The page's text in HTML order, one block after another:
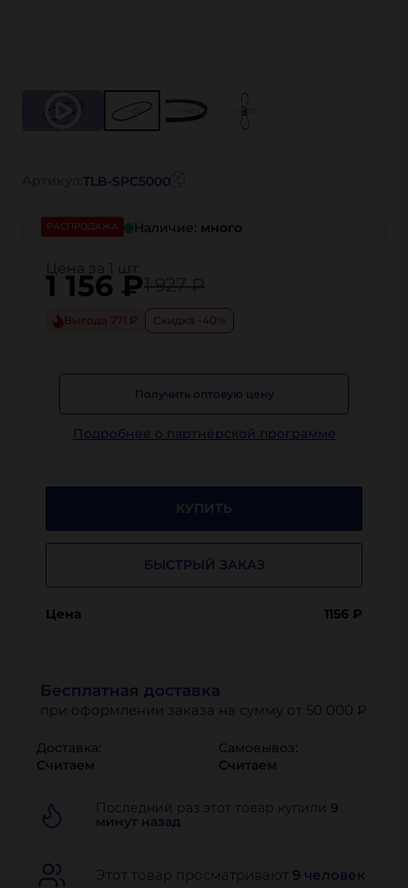
РАСПРОДАЖА Наличие: много
1 156 ₽ 1 927 ₽
Выгода 771 ₽ Скидка -40%
Получить оптовую цену
Подробнее о партнёрской программе
КУПИТЬ
БЫСТРЫЙ ЗАКАЗ
Цена 1156 ₽
Бесплатная доставка
при оформлении заказа на сумму от 50 000 ₽
Доставка:
Считаем
Самовывоз:
Считаем
Последний раз этот товар купили 9
минут назад
Этот товар просматривают 9 человек
TLB-SPC5000